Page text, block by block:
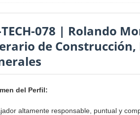
TECH-078 | Rolando
de Construcción,
del Perfil:
altamente responsable, puntual y